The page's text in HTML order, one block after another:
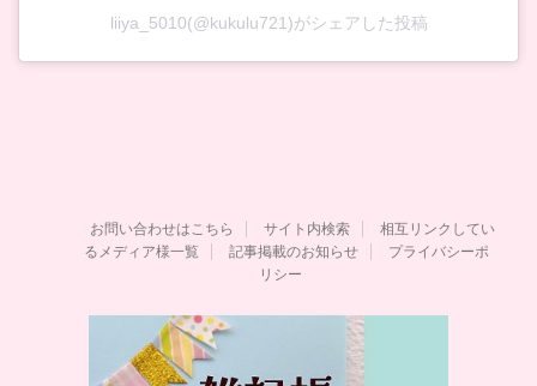
liiya_5010(@kukulu721)がシェアした投稿
お問い合わせはこちら サイト内検索
相互リンクしてい
るメディア様一覧
記事掲載のお知らせ
プライバシーポ
リシー